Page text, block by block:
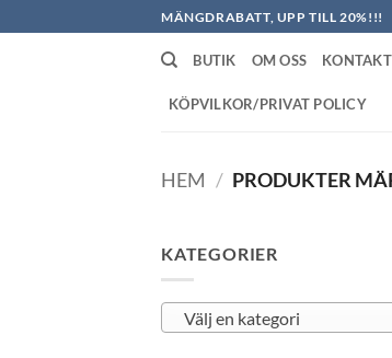
to
MÄNGDRABATT, UPP TILL 20%!!!
BUTIK OM OSS KONTAKT
KÖPVILKOR/PRIVAT POLICY
HEM / PRODUKTER
KATEGORIER
Välj en kategori